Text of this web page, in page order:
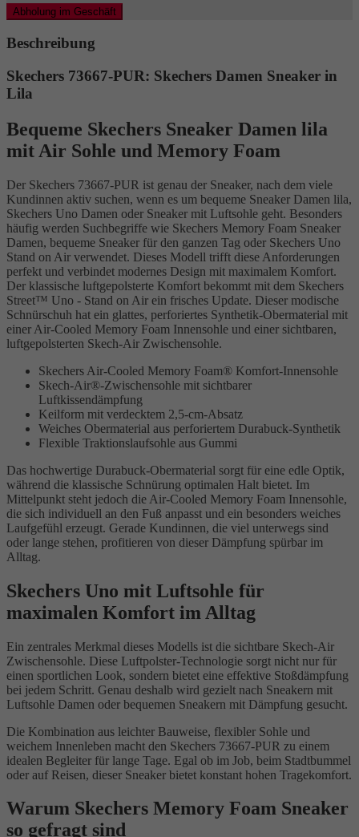
Abholung im Geschäft
Beschreibung
Skechers 73667-PUR: Skechers Damen Sneaker in
Lila
Bequeme Skechers Sneaker Damen lila
mit Air Sohle und Memory Foam
Der Skechers 73667-PUR ist genau der Sneaker, nach dem viele
Kundinnen aktiv suchen, wenn es um bequeme Sneaker Damen lila,
Skechers Uno Damen oder Sneaker mit Luftsohle geht. Besonders
häufig werden Suchbegriffe wie Skechers Memory Foam Sneaker
Damen, bequeme Sneaker für den ganzen Tag oder Skechers Uno
Stand on Air verwendet. Dieses Modell trifft diese Anforderungen
perfekt und verbindet modernes Design mit maximalem Komfort.
Der klassische luftgepolsterte Komfort bekommt mit dem Skechers
Street™ Uno - Stand on Air ein frisches Update. Dieser modische
Schnürschuh hat ein glattes, perforiertes Synthetik-Obermaterial mit
einer Air-Cooled Memory Foam Innensohle und einer sichtbaren,
luftgepolsterten Skech-Air Zwischensohle.
Skechers Air-Cooled Memory Foam® Komfort-Innensohle
Skech-Air®-Zwischensohle mit sichtbarer
Luftkissendämpfung
Keilform mit verdecktem 2,5-cm-Absatz
Weiches Obermaterial aus perforiertem Durabuck-Synthetik
Flexible Traktionslaufsohle aus Gummi
Das hochwertige Durabuck-Obermaterial sorgt für eine edle Optik,
während die klassische Schnürung optimalen Halt bietet. Im
Mittelpunkt steht jedoch die Air-Cooled Memory Foam Innensohle,
die sich individuell an den Fuß anpasst und ein besonders weiches
Laufgefühl erzeugt. Gerade Kundinnen, die viel unterwegs sind
oder lange stehen, profitieren von dieser Dämpfung spürbar im
Alltag.
Skechers Uno mit Luftsohle für
maximalen Komfort im Alltag
Ein zentrales Merkmal dieses Modells ist die sichtbare Skech-Air
Zwischensohle. Diese Luftpolster-Technologie sorgt nicht nur für
einen sportlichen Look, sondern bietet eine effektive Stoßdämpfung
bei jedem Schritt. Genau deshalb wird gezielt nach Sneakern mit
Luftsohle Damen oder bequemen Sneakern mit Dämpfung gesucht.
Die Kombination aus leichter Bauweise, flexibler Sohle und
weichem Innenleben macht den Skechers 73667-PUR zu einem
idealen Begleiter für lange Tage. Egal ob im Job, beim Stadtbummel
oder auf Reisen, dieser Sneaker bietet konstant hohen Tragekomfort.
Warum Skechers Memory Foam Sneaker
so gefragt sind